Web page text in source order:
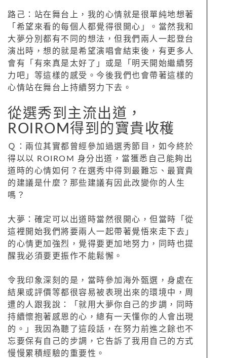
路己：站在舞台上，我的心情就是很單純地想著
「希望來看的每個人都覺得很開心」。當然我和
大夢分別都有不同的想法，但我們兩人一起登台
演出時，想的就是希望演唱會結束後，有更多人
會有「有來真是太好了」或是「明天開始繼續努
力吧」等這樣的感受。今後我們也會帶著這樣的
心情站在舞台上持續努力下去。
從選秀到主流出道，
ROIROM得到的寶貴收穫
Ｑ：兩位其實都曾經參加過選秀節目，如今終於
得以以 ROIROM 身分出道，當獲悉自己能夠出
道時的心情如何？在選秀中得到最難忘、最寶貴
的建議是什麼？那些建議有因此改變你的人生
嗎？
大夢：確定可以出道時當然很開心，但當時「從
這裡開始我們將要兩人一起帶著覺悟來走下去」
的心情更加強烈，覺得要更加地努力，同時也提
醒我必須要更振作不能鬆懈。
令我印象深刻的是，當時參加海外甄選，身處在
結果或評價等都很容易被表現出來的環境中，周
遭的人跟我說：「就用大夢你自己的步調，同時
持續懷抱著感恩的心，總有一天懂你的人會出現
的。」我因為聽了這段話，在努力前進之餘也不
忘要保有自己的步調，它告訴了我用自己的方式
慢慢累積經驗的重要性。